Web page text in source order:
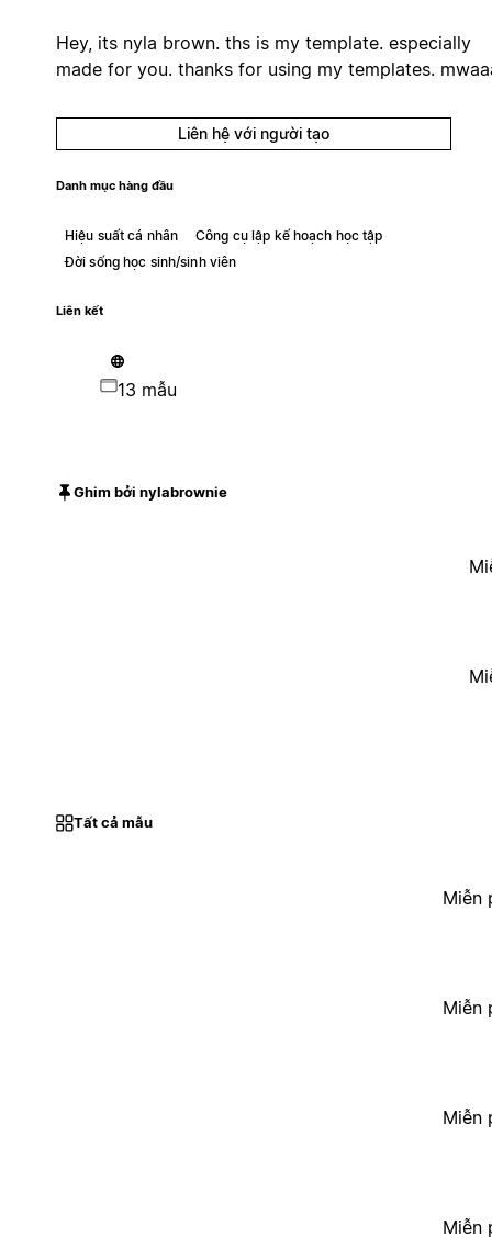
Hey, its nyla brown. ths is my template. especially
made for you. thanks for using my templates.
Liên hệ với người tạo
Danh mục hàng đầu
Hiệu suất cá nhân
Công cụ lập kế hoạch học tập
Đời sống học sinh/sinh viên
Liên kết
13 mẫu
Ghim bởi nylabrownie
Tất cả mẫu
Miễn
Miễn
Miễn
Miễn